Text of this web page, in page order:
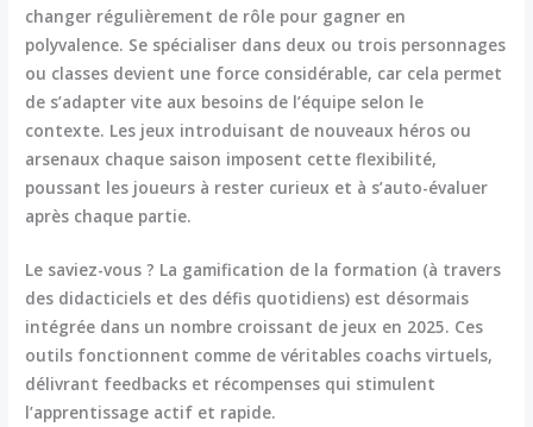
changer régulièrement de rôle pour gagner en
polyvalence. Se spécialiser dans deux ou trois personnages
ou classes devient une force considérable, car cela permet
de s’adapter vite aux besoins de l’équipe selon le
contexte. Les jeux introduisant de nouveaux héros ou
arsenaux chaque saison imposent cette flexibilité,
poussant les joueurs à rester curieux et à s’auto-évaluer
après chaque partie.
Le saviez-vous ? La gamification de la formation (à travers
des didacticiels et des défis quotidiens) est désormais
intégrée dans un nombre croissant de jeux en 2025. Ces
outils fonctionnent comme de véritables coachs virtuels,
délivrant feedbacks et récompenses qui stimulent
l’apprentissage actif et rapide.